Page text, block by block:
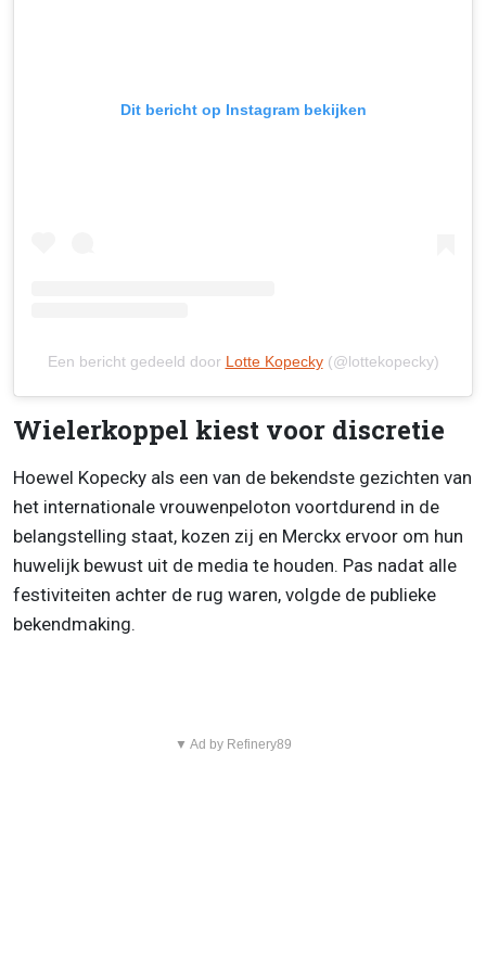
Dit bericht op Instagram bekijken
Een bericht gedeeld door Lotte Kopecky(@lottekopecky)
Wielerkoppel kiest voor discretie
Hoewel Kopecky als een van de bekendste gezichten van
het internationale vrouwenpeloton voortdurend in de
belangstelling staat, kozen zij en Merckx ervoor om hun
huwelijk bewust uit de media te houden. Pas nadat alle
festiviteiten achter de rug waren, volgde de publieke
bekendmaking.
▼ Ad by Refinery89